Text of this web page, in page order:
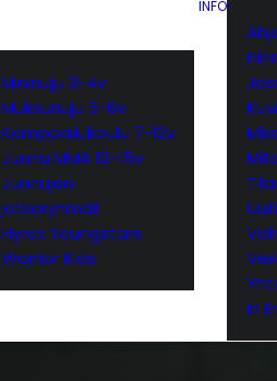
Mininuju 3-4v
Muksunuju 5-6v
Kamppailukoulu 7-12v
Junnu MMA 12-15v
Junnujen
jatkoryhmät
Hyrox Youngstars
Warrior Kids
INFO
In